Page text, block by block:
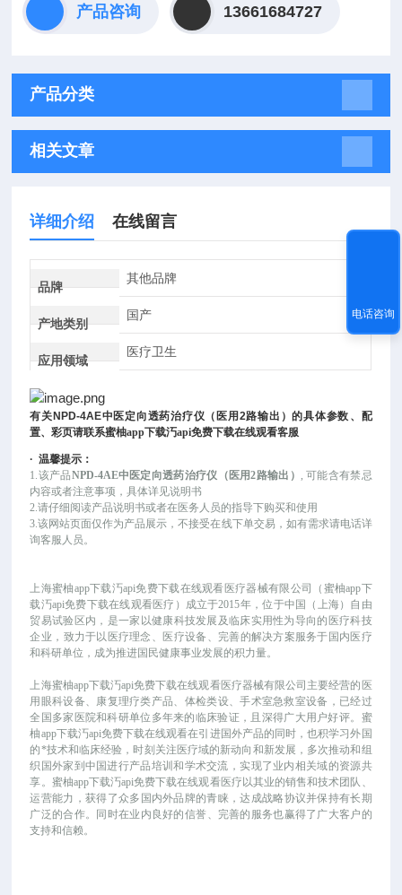
产品咨询 13661684727
产品分类
相关文章
详细介绍 在线留言
品牌
其他品牌
产地类别
国产
应用领域
医疗卫生
有关 NPD-4AE中医定向透药治疗仪（医用 2路输出）的具体参数、配
置、彩页请联系蜜柚app下载汅api免费下载在线观看客服
·温馨提示：
1.该产品NPD-4AE中医定向透药治疗仪（医用2路输出） , 可能含有禁忌
内容或者注意事项，具体详见说明书
2.请仔细阅读产品说明书或者在医务人员的指导下购买和使用
3.该网站页面仅作为产品展示，不接受在线下单交易，如有需求请电话详
询客服人员。
上海蜜柚app下载汅api免费下载在线观看医疗器械有限公司（蜜柚app下
载汅api免费下载在线观看医疗）成立于2015年，位于中国（上海）自由
贸易试验区内，是一家以健康科技发展及临床实用性为导向的医疗科技
企业，致力于以医疗理念、医疗设备、完善的解决方案服务于国内医疗
和科研单位，成为推进国民健康事业发展的积力量。
上海蜜柚app下载汅api免费下载在线观看医疗器械有限公司主要经营的医
用眼科设备、康复理疗类产品、体检类设、手术室急救室设备，已经过
全国多家医院和科研单位多年来的临床验证，且深得广大用户好评。蜜
柚app下载汅api免费下载在线观看在引进国外产品的同时，也积学习外国
的*技术和临床经验，时刻关注医疗域的新动向和新发展，多次推动和组
织国外家到中国进行产品培训和学术交流，实现了业内相关域的资源共
享。蜜柚app下载汅api免费下载在线观看医疗以其业的销售和技术团队、
运营能力，获得了众多国内外品牌的青睐，达成战略协议并保持有长期
广泛的合作。同时在业内良好的信誉、完善的服务也赢得了广大客户的
支持和信赖。
电话咨询